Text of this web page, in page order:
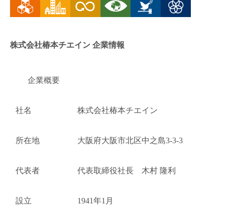
株式会社椿本チエイン 企業情報
企業概要
社名 株式会社椿本チエイン
所在地 大阪府大阪市北区中之島3-3-3
代表者 代表取締役社長 木村 隆利
設立 1941年1月